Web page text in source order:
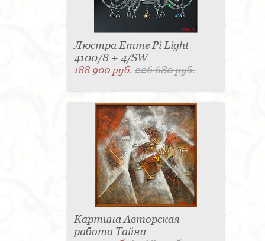
Люстра Emme Pi Light
4100/8 + 4/SW
188 900 руб.226 680 руб.
Картина Авторская
работа Тайна